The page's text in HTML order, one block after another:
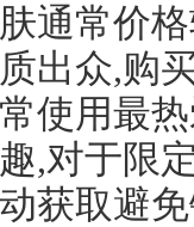
通常价
出众,购
使用最
,对于限
获取避